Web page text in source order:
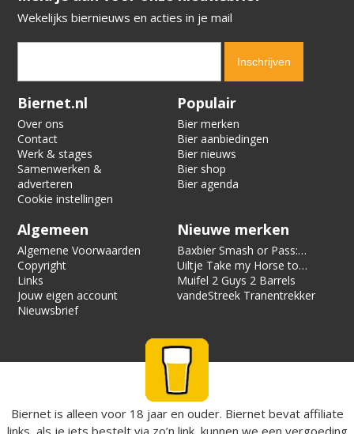
Wekelijks biernieuws en acties in je mail
Verification code:
Biernet.nl
Over ons
Contact
Werk & stages
Samenwerken &
adverteren
Cookie instellingen
Populair
Bier merken
Bier aanbiedingen
Bier nieuws
Bier shop
Bier agenda
Algemeen
Algemene Voorwaarden
Copyright
Links
Jouw eigen account
Nieuwsbrief
Nieuwe merken
Baxbier Smash or Pass:
Strata
Uiltje Take my Horse to
the Hotel Room
Muifel 2 Guys 2 Barrels
vandeStreek Tranentrekker
Biernet is alleen voor 18 jaar en ouder. Biernet bevat affiliate
links, als je iets bestelt via zo’n link, kunnen we een vergoeding